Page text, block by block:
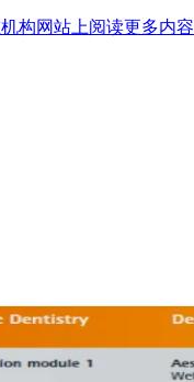
构网站上阅读更多内容